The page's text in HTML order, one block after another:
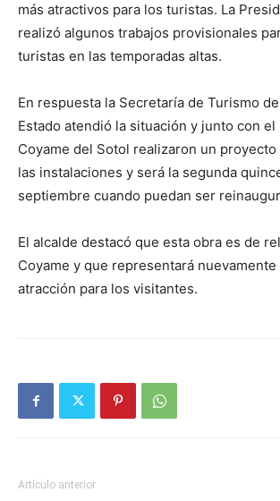
más atractivos para los turistas. La
realizó algunos trabajos provisionales
turistas en las temporadas altas.
En respuesta la Secretaría de Turismo
Estado atendió la situación y junto con
Coyame del Sotol realizaron un
las instalaciones y será la segunda
septiembre cuando puedan ser
El alcalde destacó que esta obra es de
Coyame y que representará
atracción para los visitantes.
Artículo anterior